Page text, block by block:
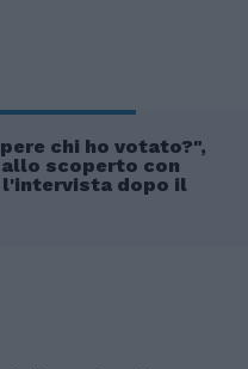
chi ho votato?",
scoperto con
l'intervista dopo il